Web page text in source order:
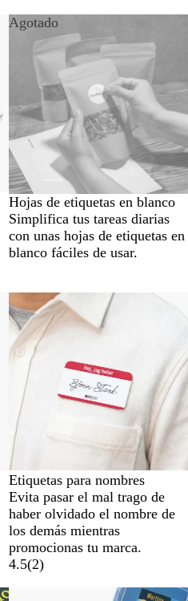
Agotado
Hojas de etiquetas en blanco
Simplifica tus tareas diarias
con unas hojas de etiquetas en
blanco fáciles de usar.
Etiquetas para nombres
Evita pasar el mal trago de
haber olvidado el nombre de
los demás mientras
promocionas tu marca.
4.5(2)